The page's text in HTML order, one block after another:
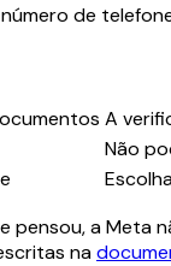
de
A
Não
pensou, a
na